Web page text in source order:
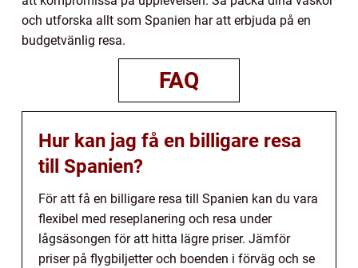
och utforska allt som Spanien har att erbjuda på en
budgetvänlig resa.
FAQ
Hur kan jag få en billigare resa
till Spanien?
För att få en billigare resa till Spanien kan du vara
flexibel med reseplanering och resa under
lågsäsongen för att hitta lägre priser. Jämför
priser på flygbiljetter och boenden i förväg och se